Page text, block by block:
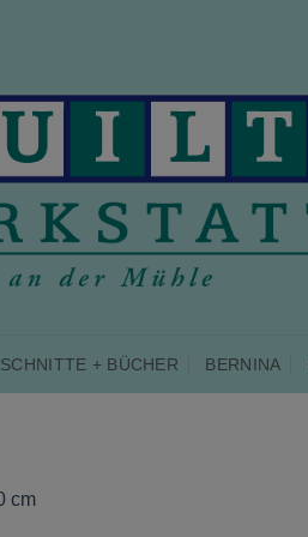
SCHNITTE + BÜCHER BERNINA